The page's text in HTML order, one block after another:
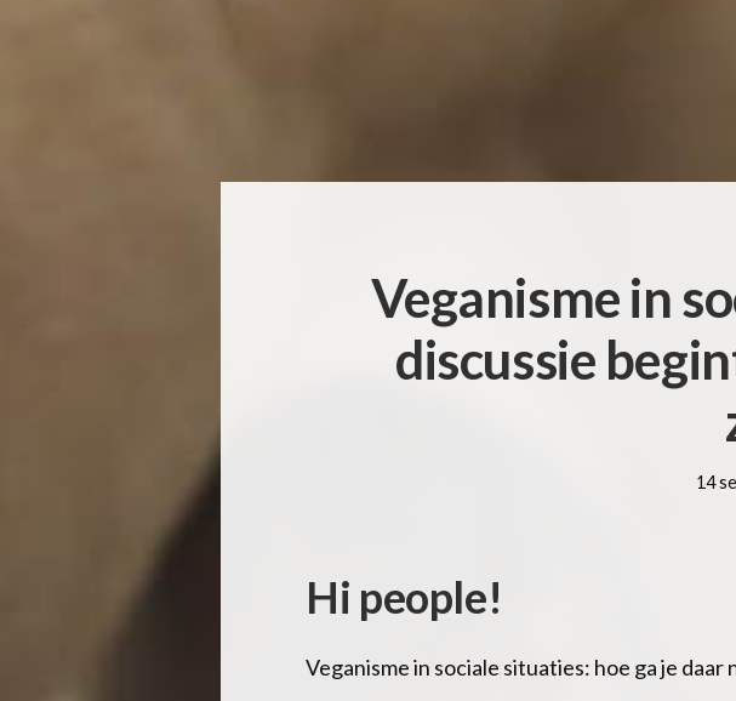
Veganisme in
discussie
14
Hi people!
Veganisme in sociale situaties: hoe ga je daar